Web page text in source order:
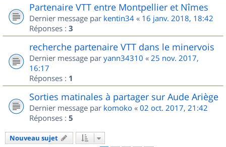
Partenaire VTT entre Montpellier et Nîmes
Dernier message par kentin34 « 16 janv. 2018, 18:42
Réponses : 3
recherche partenaire VTT dans le minervois
Dernier message par yann34310 « 25 nov. 2017,
16:17
Réponses : 1
Sorties matinales à partager sur Aude Ariège
Dernier message par komoko « 02 oct. 2017, 21:42
Réponses : 5
Nouveau sujet